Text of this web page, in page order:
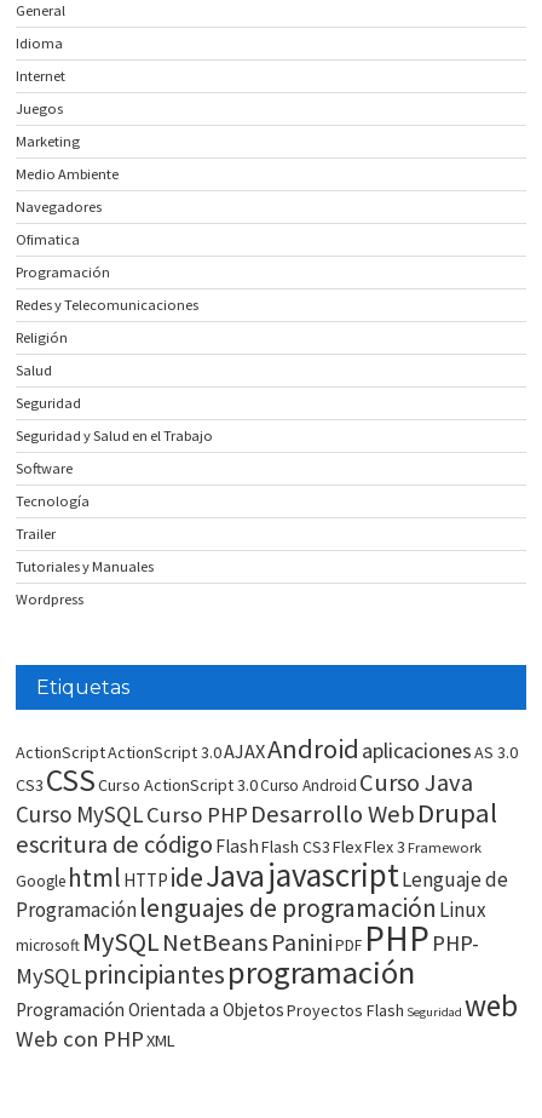
General
Idioma
Internet
Juegos
Marketing
Medio Ambiente
Navegadores
Ofimatica
Programación
Redes y Telecomunicaciones
Religión
Salud
Seguridad
Seguridad y Salud en el Trabajo
Software
Tecnología
Trailer
Tutoriales y Manuales
Wordpress
Etiquetas
ActionScriptActionScript 3.0AJAXAndroid aplicacionesAS 3.0
CS3 CSSCurso ActionScript 3.0Curso Android Curso Java
Curso MySQLCurso PHP Desarrollo WebDrupal
escritura de código FlashFlash CS3FlexFlex 3 Framework
Google html HTTP ideJavajavascriptLenguaje de
Programaciónlenguajes de programación Linux
microsoft MySQLNetBeans Panini PDF PHP PHP-
MySQLprincipiantesprogramación
Programación Orientada a ObjetosProyectos Flash Seguridad web
Web con PHPXML